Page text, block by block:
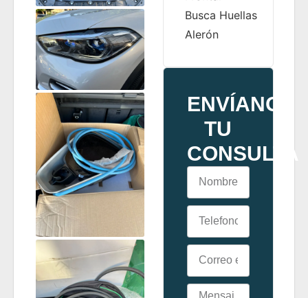
Busca Huellas
Alerón
ENVÍANOS
TU
CONSULTA